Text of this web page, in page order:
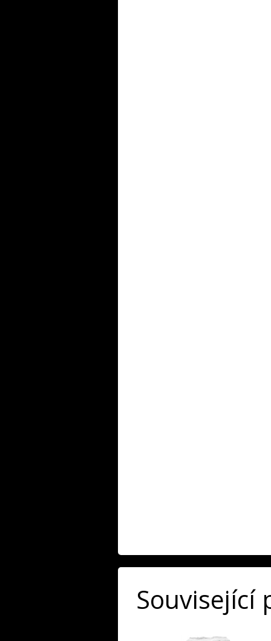
Související